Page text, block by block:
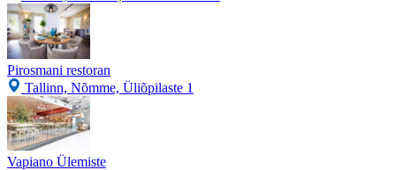
Pirosmani restoran
Tallinn, Nõmme, Üliõpilaste 1
Vapiano Ülemiste